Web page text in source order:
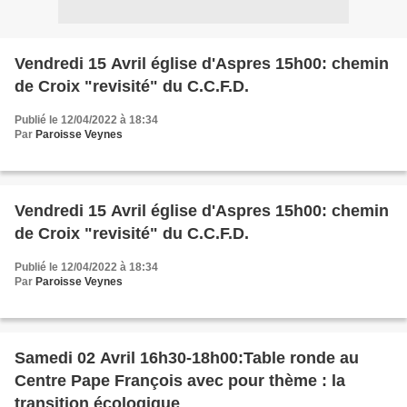
Vendredi 15 Avril église d'Aspres 15h00: chemin
de Croix "revisité" du C.C.F.D.
Publié le 12/04/2022 à 18:34
Par Paroisse Veynes
Vendredi 15 Avril église d'Aspres 15h00: chemin
de Croix "revisité" du C.C.F.D.
Publié le 12/04/2022 à 18:34
Par Paroisse Veynes
Samedi 02 Avril 16h30-18h00:Table ronde au
Centre Pape François avec pour thème : la
transition écologique